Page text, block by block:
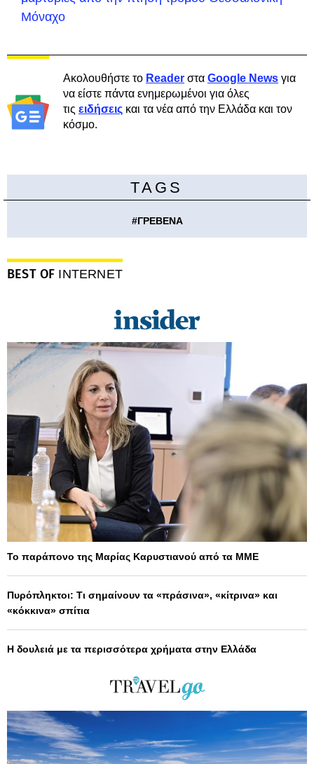
Μόναχο
Ακολουθήστε το Reader στα Google News για
να είστε πάντα ενημερωμένοι για όλες
τις ειδήσεις και τα νέα από την Ελλάδα και τον
κόσμο.
TAGS
#ΓΡΕΒΕΝΑ
BEST OF INTERNET
Το παράπονο της Μαρίας Καρυστιανού από τα ΜΜΕ
Πυρόπληκτοι: Τι σημαίνουν τα «πράσινα», «κίτρινα» και
«κόκκινα» σπίτια
Η δουλειά με τα περισσότερα χρήματα στην Ελλάδα